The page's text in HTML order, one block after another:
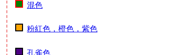
混色
粉紅色，橙色，紫色
孔雀色